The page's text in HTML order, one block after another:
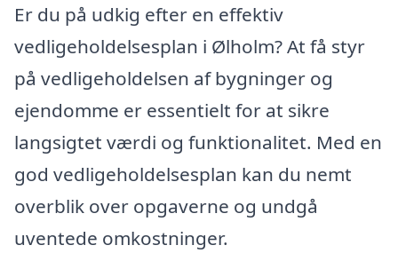
Er du på udkig efter en effektiv
vedligeholdelsesplan i Ølholm? At få styr
på vedligeholdelsen af bygninger og
ejendomme er essentielt for at sikre
langsigtet værdi og funktionalitet. Med en
god vedligeholdelsesplan kan du nemt
overblik over opgaverne og undgå
uventede omkostninger.